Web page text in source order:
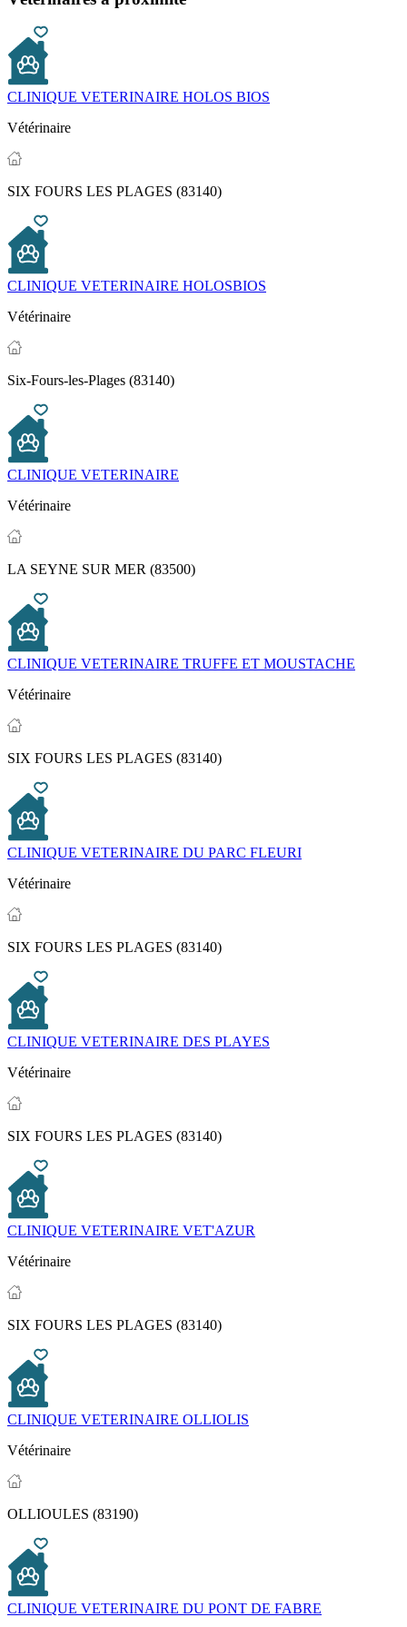
CLINIQUE VETERINAIRE HOLOS BIOS
Vétérinaire
SIX FOURS LES PLAGES (83140)
CLINIQUE VETERINAIRE HOLOSBIOS
Vétérinaire
Six-Fours-les-Plages (83140)
CLINIQUE VETERINAIRE
Vétérinaire
LA SEYNE SUR MER (83500)
CLINIQUE VETERINAIRE TRUFFE ET MOUSTACHE
Vétérinaire
SIX FOURS LES PLAGES (83140)
CLINIQUE VETERINAIRE DU PARC FLEURI
Vétérinaire
SIX FOURS LES PLAGES (83140)
CLINIQUE VETERINAIRE DES PLAYES
Vétérinaire
SIX FOURS LES PLAGES (83140)
CLINIQUE VETERINAIRE VET'AZUR
Vétérinaire
SIX FOURS LES PLAGES (83140)
CLINIQUE VETERINAIRE OLLIOLIS
Vétérinaire
OLLIOULES (83190)
CLINIQUE VETERINAIRE DU PONT DE FABRE